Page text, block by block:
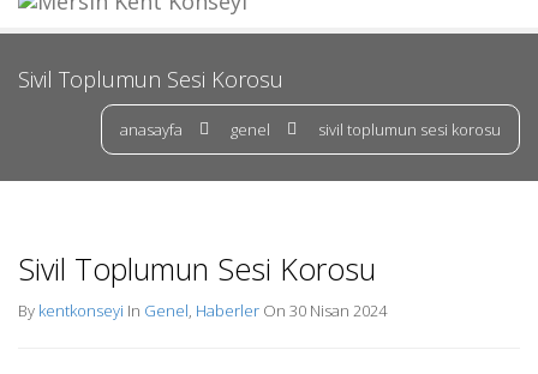
Sivil Toplumun Sesi Korosu
anasayfa genel sivil toplumun sesi korosu
Sivil Toplumun Sesi Korosu
By kentkonseyi In Genel, Haberler On 30 Nisan 2024